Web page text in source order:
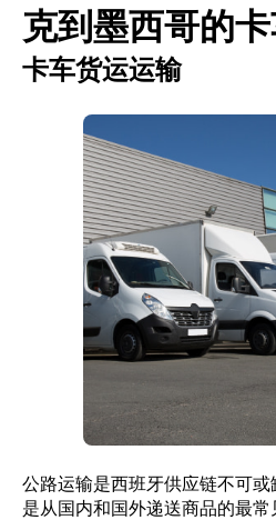
克到墨西哥的
卡车货运运输
公路运输是西班牙供应链不可
是从国内和国外递送商品的最